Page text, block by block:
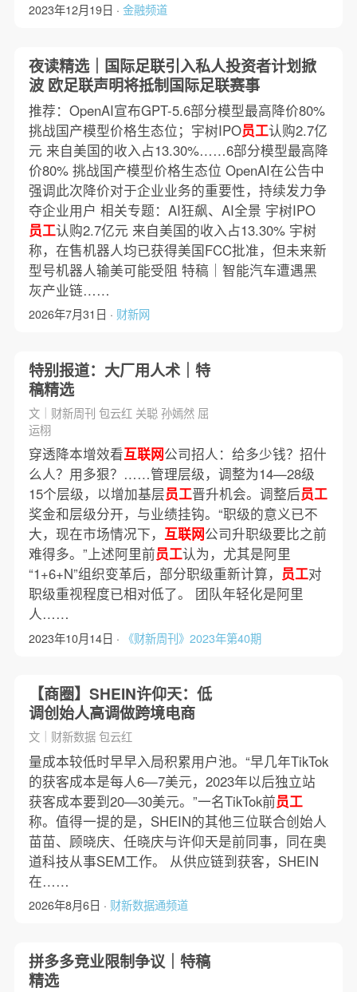
2023年12月19日 · 金融频道
夜读精选｜国际足联引入私人投资者计划掀
波 欧足联声明将抵制国际足联赛事
推荐：OpenAI宣布GPT-5.6部分模型最高降价80%
挑战国产模型价格生态位；宇树IPO员工认购2.7亿
元 来自美国的收入占13.30%……6部分模型最高降
价80% 挑战国产模型价格生态位 OpenAI在公告中
强调此次降价对于企业业务的重要性，持续发力争
夺企业用户 相关专题：AI狂飙、AI全景 宇树IPO
员工认购2.7亿元 来自美国的收入占13.30% 宇树
称，在售机器人均已获得美国FCC批准，但未来新
型号机器人输美可能受阻 特稿｜智能汽车遭遇黑
灰产业链……
2026年7月31日 · 财新网
特别报道：大厂用人术｜特
稿精选
文｜财新周刊 包云红 关聪 孙嫣然 屈
运栩
穿透降本增效看互联网公司招人：给多少钱？招什
么人？用多狠？……管理层级，调整为14—28级
15个层级，以增加基层员工晋升机会。调整后员工
奖金和层级分开，与业绩挂钩。“职级的意义已不
大，现在市场情况下， 互联网公司升职级要比之前
难得多。”上述阿里前员工认为，尤其是阿里
“1+6+N”组织变革后，部分职级重新计算， 员工对
职级重视程度已相对低了。 团队年轻化是阿里
人……
2023年10月14日 · 《财新周刊》2023年第40期
【商圈】SHEIN许仰天：低
调创始人高调做跨境电商
文｜财新数据 包云红
量成本较低时早早入局积累用户池。“早几年TikTok
的获客成本是每人6—7美元，2023年以后独立站
获客成本要到20—30美元。”一名TikTok前员工
称。值得一提的是，SHEIN的其他三位联合创始人
苗苗、顾晓庆、任晓庆与许仰天是前同事，同在奥
道科技从事SEM工作。 从供应链到获客，SHEIN
在……
2026年8月6日 · 财新数据通频道
拼多多竞业限制争议｜特稿
精选